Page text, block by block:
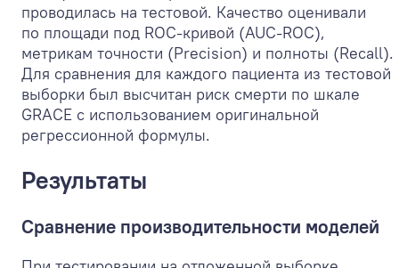
проводилась на тестовой. Качество оценивали
по площади под ROC-кривой (AUC-ROC),
метрикам точности (Precision) и полноты (Recall).
Для сравнения для каждого пациента из тестовой
выборки был высчитан риск смерти по шкале
GRACE с использованием оригинальной
регрессионной формулы.
Результаты
Сравнение производительности моделей